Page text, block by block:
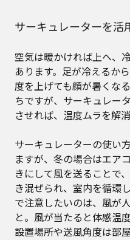
サーキュレーターを活
空気は暖かければ上へ、
あります。足が冷えるか
度を上げても顔が暑くな
ちですが、サーキュレー
させれば、温度ムラを解
サーキュレーターの使い
ますが、冬の場合はエア
きにして風を送ることで
き混ぜられ、室内を循環
で注意したいのは、風が
と。風が当たると体感温
設置場所や送風角度は部